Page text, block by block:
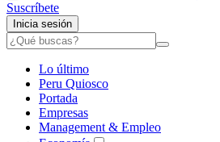
Suscríbete
Inicia sesión
Lo último
Peru Quiosco
Portada
Empresas
Management & Empleo